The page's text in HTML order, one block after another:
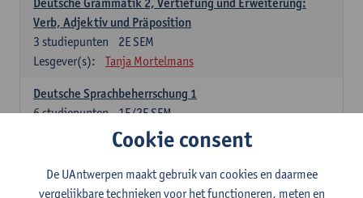
Verb, Adjektiv und Präposition
2E SEM
3 studiepunten
Lesgever(s):
Tanja Mortelmans
Deutsche Sprachbeherrschung 1
1E/2E SEM
6studiepunten
Tanja Mortelmans Alex Haider
Raum
Cookie consent
De UAntwerpen maakt gebruik van cookies en daarmee
vergelijkbare technieken voor het functioneren, meten en